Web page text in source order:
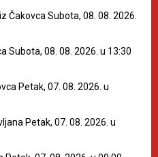
Čakovca Subota, 08. 08. 2026.
Subota, 08. 08. 2026. u 13:30
Petak, 07. 08. 2026. u
Petak, 07. 08. 2026. u